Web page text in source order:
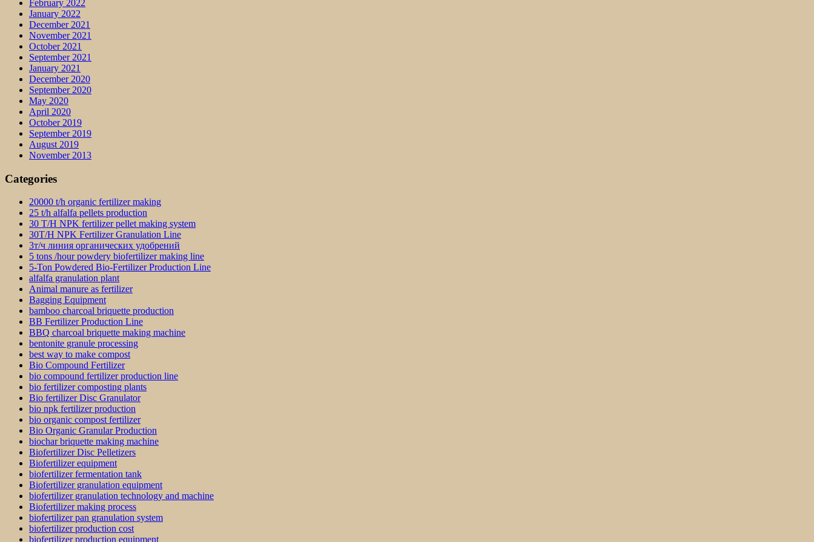
February 2022
January 2022
December 2021
November 2021
October 2021
September 2021
January 2021
December 2020
September 2020
May 2020
April 2020
October 2019
September 2019
August 2019
November 2013
Categories
20000 t/h organic fertilizer making
25 t/h alfalfa pellets production
30 T/H NPK fertilizer pellet making system
30T/H NPK Fertilizer Granulation Line
3т/ч линия органических удобрений
5 tons /hour powdery biofertilizer making line
5-Ton Powdered Bio-Fertilizer Production Line
alfalfa granulation plant
Animal manure as fertilizer
Bagging Equipment
bamboo charcoal briquette production
BB Fertilizer Production Line
BBQ charcoal briquette making machine
bentonite granule processing
best way to make compost
Bio Compound Fertilizer
bio compound fertilizer production line
bio fertilizer composting plants
Bio fertilizer Disc Granulator
bio npk fertilizer production
bio organic compost fertilizer
Bio Organic Granular Production
biochar briquette making machine
Biofertilizer Disc Pelletizers
Biofertilizer equipment
biofertilizer fermentation tank
Biofertilizer granulation equipment
biofertilizer granulation technology and machine
Biofertilizer making process
biofertilizer pan granulation system
biofertilizer production cost
biofertilizer production equipment